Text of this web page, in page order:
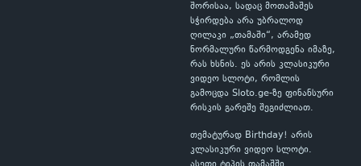
შორისაა, სადაც მოთამაშეს
სჭირდება არა უბრალოდ
ღილაკი „თამაში“, არამედ
ნორმალური წარმოდგენა იმაზე,
რას ხსნის. ეს არის კლასიკური
ვიდეო სლოტი, რომლის
გამოცდა Sloto.ge-ზე ფინანსური
რისკის გარეშე შეგიძლიათ.
თემატურად Birthday! არის
კლასიკური ვიდეო სლოტი.